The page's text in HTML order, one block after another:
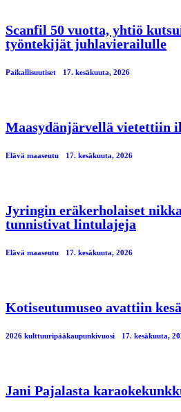
Scanfil 50 vuotta, yhtiö
työntekijät juhlavierailulle
Paikallisuutiset 17. kesäkuuta, 2026
Maasydänjärvellä vietettiin
Elävä maaseutu 17. kesäkuuta, 2026
Jyringin eräkerholaiset
tunnistivat lintulajeja
Elävä maaseutu 17. kesäkuuta, 2026
Kotiseutumuseo avattiin
2026 kulttuuripääkaupunkivuosi 17. kesäkuuta,
Jani Pajalasta